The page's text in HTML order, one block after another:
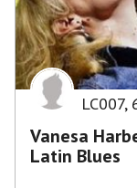
LC007,
Vanesa
Latin Blues